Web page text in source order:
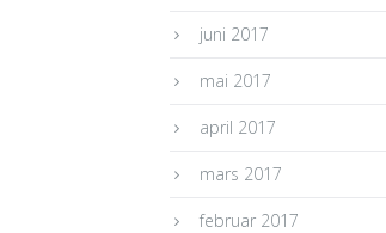
juni 2017
mai 2017
april 2017
mars 2017
februar 2017